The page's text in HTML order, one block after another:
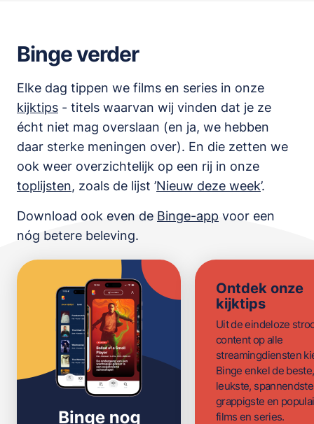
Binge verder
Elke dag tippen we films en series in onze
kijktips - titels waarvan wij vinden dat je ze
écht niet mag overslaan (en ja, we hebben
daar sterke meningen over). En die zetten we
ook weer overzichtelijk op een rij in onze
toplijsten, zoals de lijst ’Nieuw deze week’.
Download ook even de Binge-app voor een
nóg betere beleving.
Ontdek onze
kijktips
Uit de eindeloze
content op alle
streamingdiensten
Binge enkel de beste,
leukste,
grappigste en
films en series.